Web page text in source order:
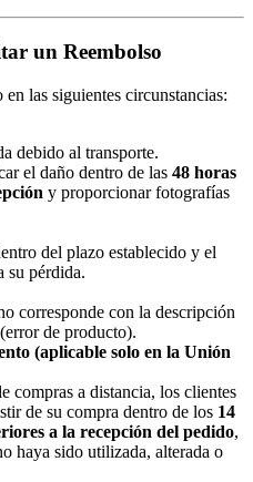
un Reembolso
las siguientes circunstancias:
debido al transporte.
el daño dentro de las 48 horas
y proporcionar fotografías
del plazo establecido y el
su pérdida.
corresponde con la descripción
de producto).
(aplicable solo en la Unión
compras a distancia, los clientes
de su compra dentro de los 14
a la recepción del pedido,
haya sido utilizada, alterada o